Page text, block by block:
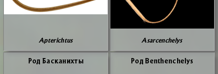
Apterichtus Asarcenchelys
Род Бас­ка­них­ты Род Benthenchelys